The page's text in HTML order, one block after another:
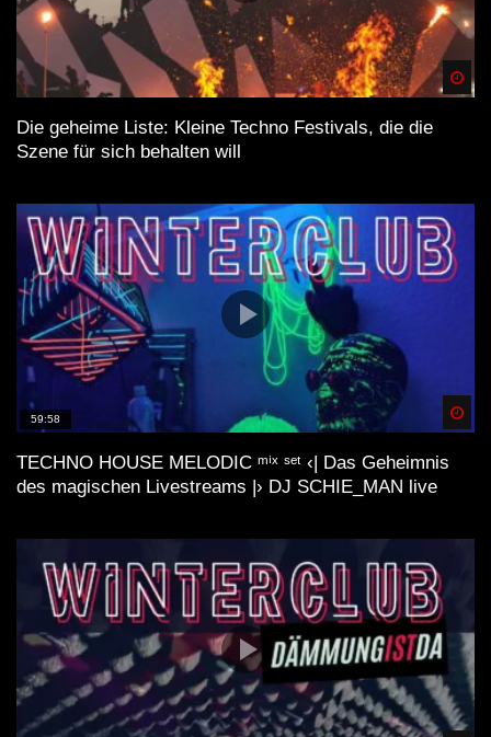
Die geheime Liste: Kleine Techno Festivals, die die
Szene für sich behalten will
59:58
TECHNO HOUSE MELODIC ᵐⁱˣ ˢᵉᵗ ‹| Das Geheimnis
des magischen Livestreams |› DJ SCHIE_MAN live